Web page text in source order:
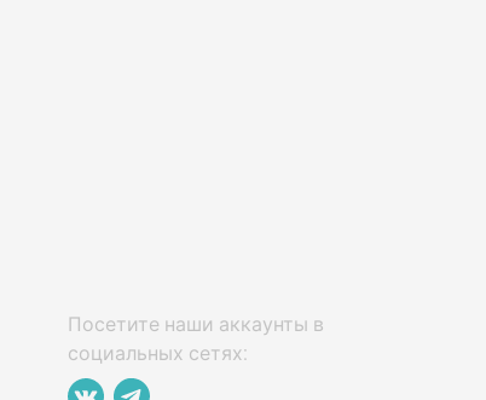
Посетите наши аккаунты в
социальных сетях: